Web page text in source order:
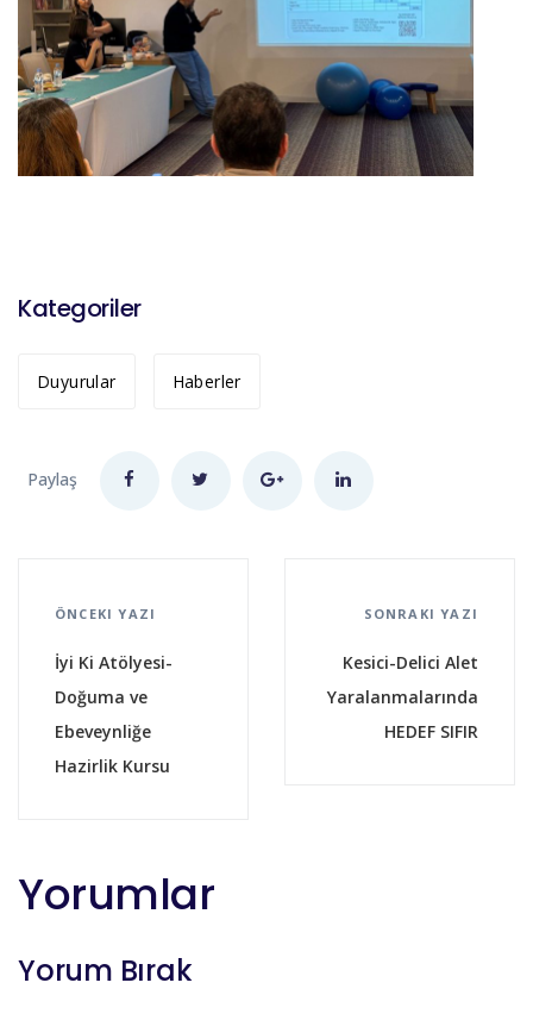
Kategoriler
Duyurular Haberler
Paylaş
ÖNCEKI YAZI
İyi Ki Atölyesi-
Doğuma ve
Ebeveynliğe
Hazirlik Kursu
SONRAKI YAZI
Kesici-Delici Alet
Yaralanmalarında
HEDEF SIFIR
Yorumlar
Yorum Bırak